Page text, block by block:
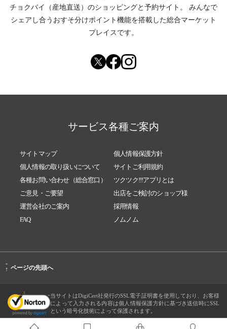
チョクバイ（産地直送） のショッピングと予約サイト。
みんなで
シェアし合う おすそ分けポイント機能を搭載した総合マーケット
プレイスです。
サービス各種ご案内
サイトマップ
個人情報保護方針
個人情報の取り扱いについて
サイトご利用規約
各種お問い合わせ（総合窓口）
ツクツク!!!アプリとは
ご意見・ご要望
出店をご検討のショップ様
運営会社のご案内
採用情報
FAQ
ノムノム
-
↑ ページの先頭へ
当サイトはDigiCert社発行のSSL電子証明書を使用しており、お客様
によって入力される内容は個人情報保護方針に基づき送信時にSSL
という暗号化技術によって保護されます。